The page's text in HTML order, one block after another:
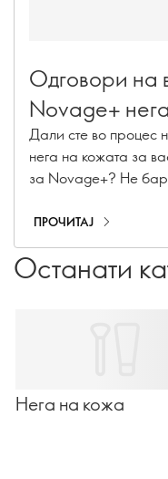
Одговори на
Novage+
Дали сте во процес
нега на кожата за
за Novage+? Не
врвен експерт за
одговори на
ПРОЧИТАЈ
Останати
Нега на кожа